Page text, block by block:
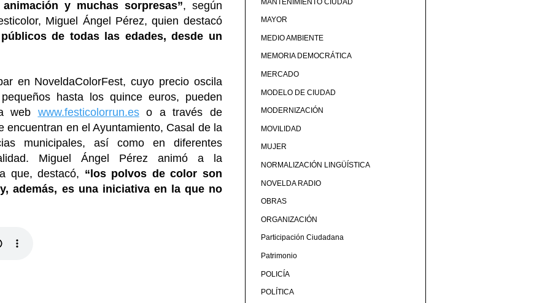
y muchas sorpresas”, según
Miguel Ángel Pérez, quien destacó
de todas las edades, desde un
en NoveldaColorFest, cuyo precio oscila
hasta los quince euros, pueden
web www.festicolorrun.eso a través de
encuentran en el Ayuntamiento, Casal de la
municipales, así como en diferentes
Miguel Ángel Pérez animó a la
que, destacó, “los polvos de color son
además, es una iniciativa en la que no
MAYOR
MEDIO AMBIENTE
MEMORIA DEMOCRÁTICA
MERCADO
MODELO DE CIUDAD
MODERNIZACIÓN
MOVILIDAD
MUJER
NORMALIZACIÓN LINGÜÍSTICA
NOVELDA RADIO
OBRAS
ORGANIZACIÓN
Participación Ciudadana
Patrimonio
POLICÍA
POLÍTICA